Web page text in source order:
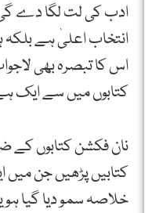
ادب کی لت لگا دے
انتخاب اعلیٰ ہے
اس کا تبصرہ بھی
کتابوں میں سے ایک
نان فکشن کتابوں
کتابیں پڑھیں جن میں
خلاصہ سمو دیا گیا ہو